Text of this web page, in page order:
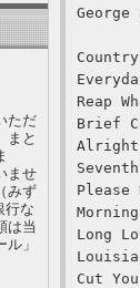
ただ
まと
ませ
みず
行な
は当
」
George
Reap
Brief
Alright
Please
Long
Cut